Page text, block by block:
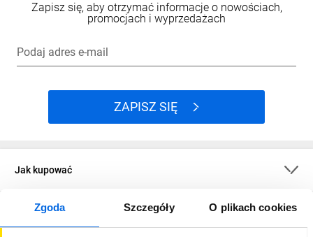
Zgoda Szczegóły O plikach cookies
Zapisz się, aby otrzymać informacje o nowościach,
promocjach i wyprzedażach
Podaj adres e-mail
ZAPISZ SIĘ
Jak kupować
O firmie